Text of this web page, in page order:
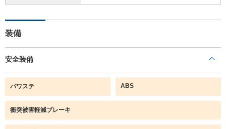
装備
安全装備
パワステ ABS
衝突被害軽減ブレーキ